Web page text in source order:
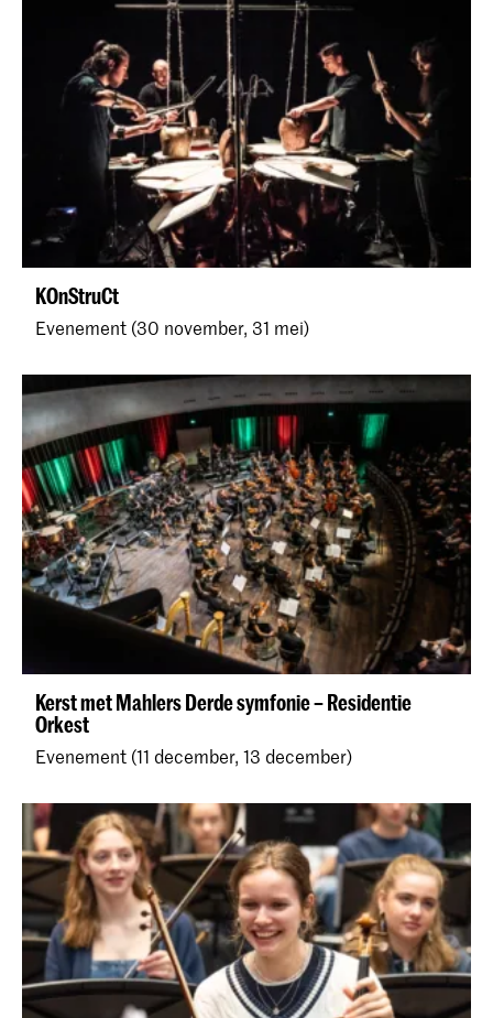
KOnStruCt
Evenement (30 november, 31 mei)
Kerst met Mahlers Derde symfonie – Residentie
Orkest
Evenement (11 december, 13 december)